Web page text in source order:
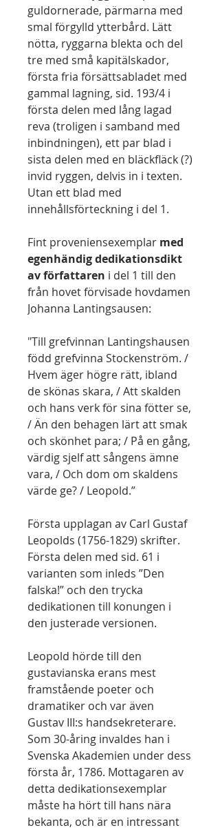
guldornerade, pärmarna med
smal förgylld ytterbård. Lätt
nötta, ryggarna blekta och del
tre med små kapitälskador,
första fria försättsabladet med
gammal lagning, sid. 193/4 i
första delen med lång lagad
reva (troligen i samband med
inbindningen), ett par blad i
sista delen med en bläckfläck (?)
invid ryggen, delvis in i texten.
Utan ett blad med
innehållsförteckning i del 1.
Fint proveniensexemplar med
egenhändig dedikationsdikt
av författaren i del 1 till den
från hovet förvisade hovdamen
Johanna Lantingsausen:
"Till grefvinnan Lantingshausen
född grefvinna Stockenström. /
Hvem äger högre rätt, ibland
de skönas skara, / Att skalden
och hans verk för sina fötter se,
/ Än den behagen lärt att smak
och skönhet para; / På en gång,
värdig sjelf att sångens ämne
vara, / Och dom om skaldens
värde ge? / Leopold.”
Första upplagan av Carl Gustaf
Leopolds (1756-1829) skrifter.
Första delen med sid. 61 i
varianten som inleds ”Den
falska!” och den trycka
dedikationen till konungen i
den justerade versionen.
Leopold hörde till den
gustavianska erans mest
framstående poeter och
dramatiker och var även
Gustav III:s handsekreterare.
Som 30-åring invaldes han i
Svenska Akademien under dess
första år, 1786. Mottagaren av
detta dedikationsexemplar
måste ha hört till hans nära
bekanta, och är en intressant